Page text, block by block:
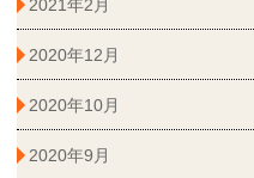
2021年2月
2020年12月
2020年10月
2020年9月